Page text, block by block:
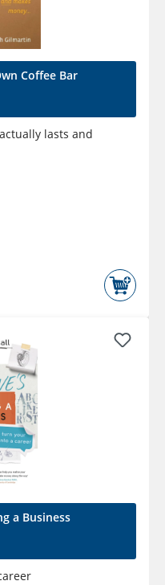
Coffee Bar
lasts and
a Business